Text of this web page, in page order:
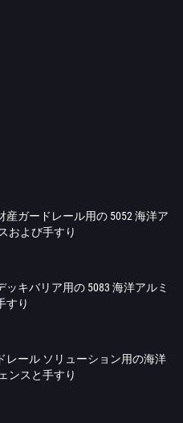
産ガードレール用の 5052 海洋ア
および手すり
キバリア用の 5083 海洋アルミ
すり
レール ソリューション用の海洋
ンスと手すり